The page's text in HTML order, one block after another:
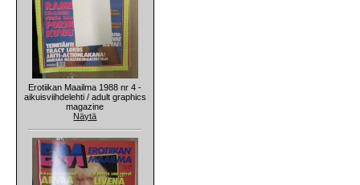
Erotiikan Maailma 1988 nr 4 -
aikuisviihdelehti / adult graphics
magazine
Näytä